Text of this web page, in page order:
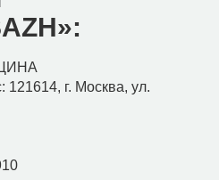
г. Москва, ул.